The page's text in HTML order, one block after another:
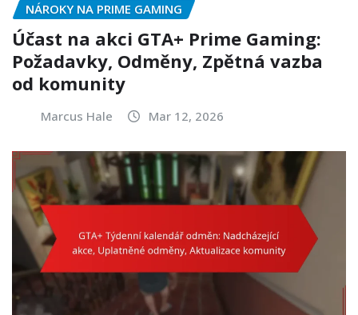
NÁROKY NA PRIME GAMING
Účast na akci GTA+ Prime Gaming:
Požadavky, Odměny, Zpětná vazba
od komunity
Marcus Hale Mar 12, 2026